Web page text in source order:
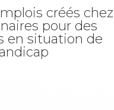
créés chez
pour des
en situation de